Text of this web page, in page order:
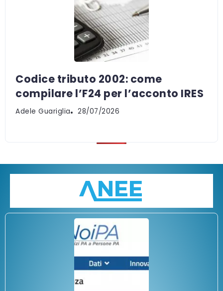
Codice tributo 2002: come
compilare l’F24 per l’acconto IRES
Adele Guariglia 28/07/2026